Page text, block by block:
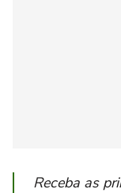
Receba as